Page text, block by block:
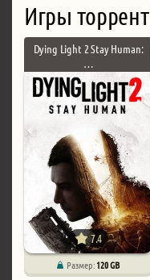
Игры торрент
Dying Light 2 Stay Human:
…
7.4
Размер:120 GB